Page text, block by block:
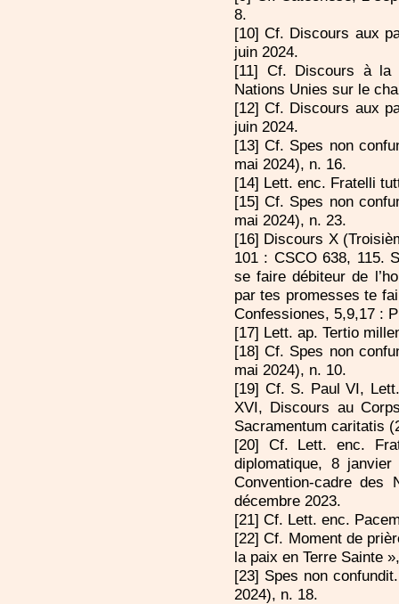
8.
[10] Cf. Discours aux
juin 2024.
[11] Cf. Discours à la
Nations Unies sur le
[12] Cf. Discours aux
juin 2024.
[13] Cf. Spes non
mai 2024), n. 16.
[14] Lett. enc. Fratelli
[15] Cf. Spes non
mai 2024), n. 23.
[16] Discours X
101 : CSCO 638, 115.
se faire débiteur de
par tes promesses te
Confessiones, 5,9,17 :
[17] Lett. ap. Tertio
[18] Cf. Spes non
mai 2024), n. 10.
[19] Cf. S. Paul VI,
XVI, Discours au
Sacramentum caritatis
[20] Cf. Lett. enc.
diplomatique, 8
Convention-cadre
décembre 2023.
[21] Cf. Lett. enc.
[22] Cf. Moment de
la paix en Terre Sainte
[23] Spes non
2024), n. 18.